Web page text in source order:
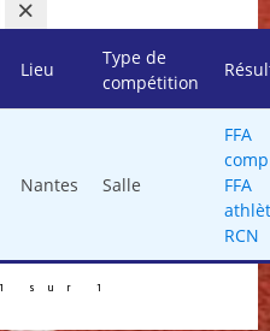
sur 1
Lieu
Type de
compétition
Nantes Salle
FFA
FFA
RCN